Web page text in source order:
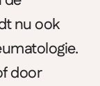
nu ook
door